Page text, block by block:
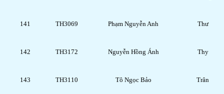
141 TH3069 Phạm Nguyễn Anh Thư
142 TH3172 Nguyễn Hồng Ánh Thy
143 TH3110 Tô Ngọc Bảo Trân